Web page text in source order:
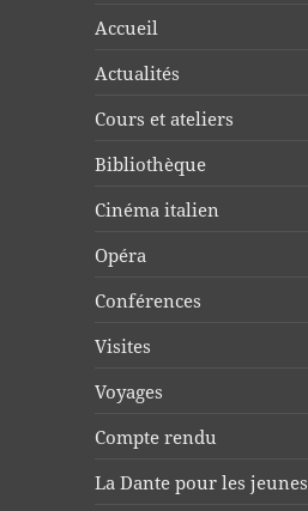
Accueil
Actualités
Cours et ateliers
Bibliothèque
Cinéma italien
Opéra
Conférences
Visites
Voyages
Compte rendu
La Dante pour les jeunes